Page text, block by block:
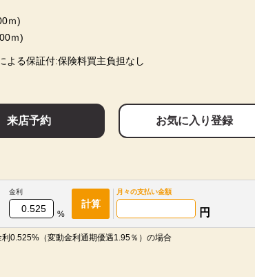
ｍ)
ｍ)
る保証付:保険料買主負担なし
来店予約 お気に入り登録
金利
%
計算
月々の支払い金額
円
0.525%（変動金利通期優遇1.95％）の場合